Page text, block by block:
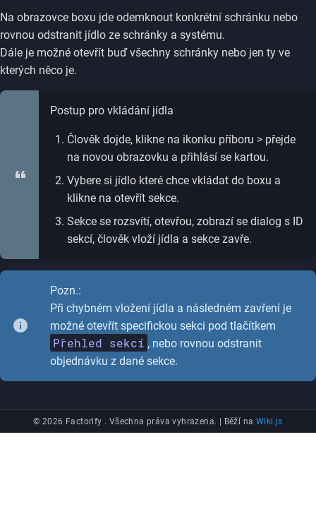
Na obrazovce boxu jde odemknout konkrétní schránku nebo
rovnou odstranit jídlo ze schránky a systému.
Dále je možné otevřít buď všechny schránky nebo jen ty ve
kterých něco je.
Postup pro vkládání jídla
Člověk dojde, klikne na ikonku příboru > přejde
na novou obrazovku a přihlásí se kartou.
Vybere si jídlo které chce vkládat do boxu a
klikne na otevřít sekce.
Sekce se rozsvítí, otevřou, zobrazí se dialog s ID
sekcí, člověk vloží jídla a sekce zavře.
Pozn.:
Při chybném vložení jídla a následném zavření je
možné otevřít specifickou sekci pod tlačítkem
Přehled sekcí , nebo rovnou odstranit
objednávku z dané sekce.
© 2026 Factorify . Všechna práva vyhrazena. | Běží na Wiki.js